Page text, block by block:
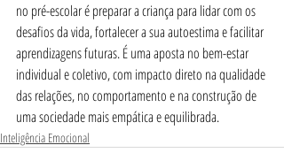
no pré-escolar é preparar a criança para lidar com os
desafios da vida, fortalecer a sua autoestima e facilitar
aprendizagens futuras. É uma aposta no bem-estar
individual e coletivo, com impacto direto na qualidade
das relações, no comportamento e na construção de
uma sociedade mais empática e equilibrada.
Inteligência Emocional